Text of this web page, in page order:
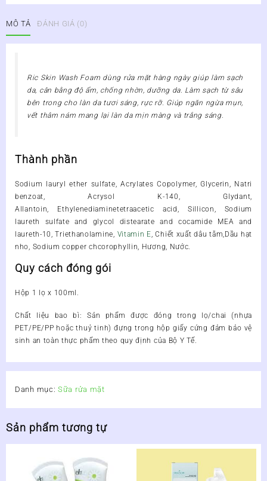
BIỂN
RIC
FOAM
số
lượng
MÔ TẢ ĐÁNH GIÁ (0)
Ric Skin Wash Foam dùng rửa mặt hàng ngày giúp làm sạch
da, cân bằng độ ẩm, chống nhờn, dưỡng da. Làm sạch từ sâu
bên trong cho làn da tươi sáng, rực rỡ. Giúp ngăn ngừa mụn,
vết thâm nám mang lại làn da mịn màng và trắng sáng.
Thành phần
Sodium lauryl ether sulfate, Acrylates Copolymer, Glycerin, Natri
benzoat, Acrysol K-140, Glydant,
Allantoin, Ethylenediaminetetraacetic acid, Sillicon, Sodium
laureth sulfate and glycol distearate and cocamide MEA and
laureth-10, Triethanolamine, Vitamin E , Chiết xuất dâu tằm,Dầu hạt
nho, Sodium copper chcorophyllin, Hương, Nước.
Quy cách đóng gói
Hộp 1 lọ x 100ml.
Chất liệu bao bì: Sản phẩm được đóng trong lọ/chai (nhựa
PET/PE/PP hoặc thuỷ tinh) đựng trong hộp giấy cứng đảm bảo vệ
sinh an toàn thực phẩm theo quy định của Bộ Y Tế.
Danh mục: Sữa rửa mặt
Sản phẩm tương tự